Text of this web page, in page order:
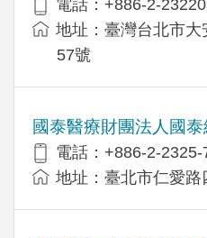
電話：+886-2-
地址：臺灣台北市
57號
國泰醫療財團法人國
電話：+886-2-
地址：臺北市仁愛路